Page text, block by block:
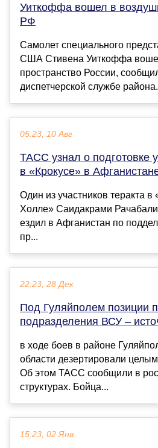
Уиткоффа вошел в
РФ
Самолет специального
США Стивена Уиткоффа
пространство России,
диспетчерской службе
05:23, 10 Авг
ТАСС узнал о подготовке
в «Крокусе» в
Один из участников теракта в
Холле» Саидакрами
ездил в Афганистан по
пр...
22:23, 28 Дек
Под Гуляйполем позиции
подразделения ВСУ –
в ходе боев в районе
области дезертировали
Об этом ТАСС сообщили в
структурах. Бойца...
15:23, 02 Янв